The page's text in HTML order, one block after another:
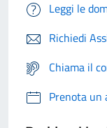
Leggi le
Richiedi
Chiama il
Prenota un